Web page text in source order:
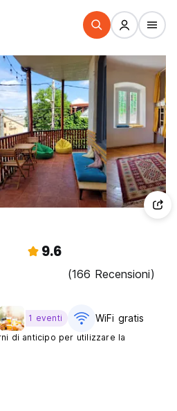
9.6
(166 Recensioni)
1 eventi WiFi gratis
di anticipo per utilizzare la